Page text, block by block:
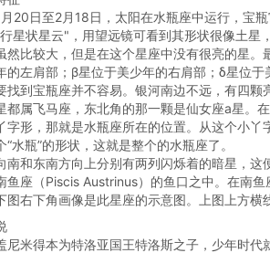
20日至2月18日，太阳在水瓶座中运行，宝
星状星云"，用望远镜可看到其形状很像土星
然比较大，但是在这个星座中没有很亮的星
的左肩部；β星位于美少年的右肩部；δ星位
找到宝瓶座并不容易。银河南边不远，有四
都属飞马座，东北角的那一颗是仙女座a星。
字形，那就是水瓶座所在的位置。从这个小
“水瓶”的形状，这就是整个的水瓶座了。
南和东南方向上分别有两列闪烁着的暗星，
鱼座（Piscis Austrinus）的鱼口之中。在南
图右下角画像是此星座的示意图。上图上方
尼米得本为特洛亚国王特洛斯之子，少年时